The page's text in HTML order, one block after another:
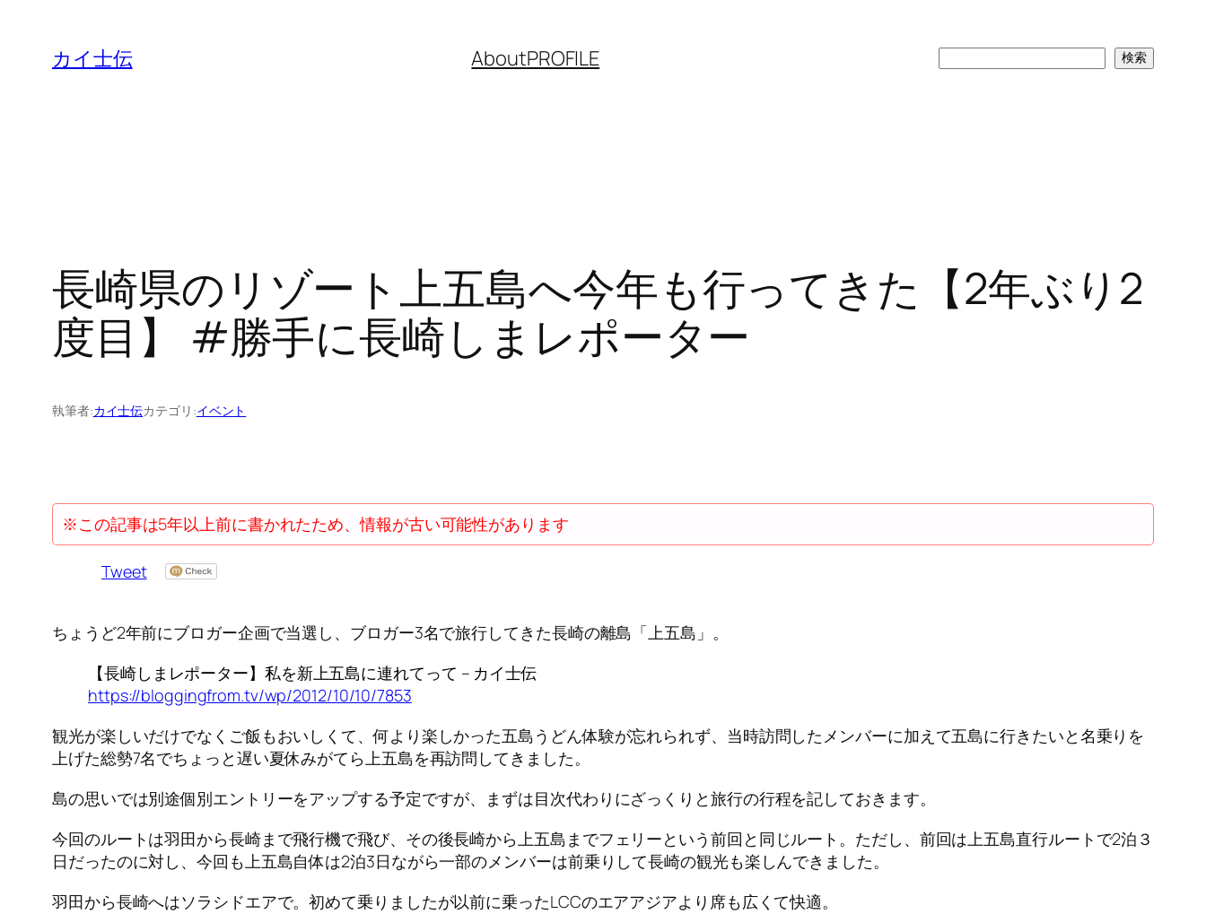
カイ士伝 AboutPROFILE 検索
長崎県のリゾート上五島へ今年も行ってきた【2年ぶり2
度目】 #勝手に長崎しまレポーター
執筆者:カイ士伝カテゴリ:イベント
※この記事は5年以上前に書かれたため、情報が古い可能性があります
Tweet
ちょうど2年前にブロガー企画で当選し、ブロガー3名で旅行してきた長崎の離島「上五島」。
【長崎しまレポーター】私を新上五島に連れてって – カイ士伝
https://bloggingfrom.tv/wp/2012/10/10/7853
観光が楽しいだけでなくご飯もおいしくて、何より楽しかった五島うどん体験が忘れられず、当時訪問したメンバーに加えて五島に行きたいと名乗りを
上げた総勢7名でちょっと遅い夏休みがてら上五島を再訪問してきました。
島の思いでは別途個別エントリーをアップする予定ですが、まずは目次代わりにざっくりと旅行の行程を記しておきます。
今回のルートは羽田から長崎まで飛行機で飛び、その後長崎から上五島までフェリーという前回と同じルート。ただし、前回は上五島直行ルートで2泊３
日だったのに対し、今回も上五島自体は2泊3日ながら一部のメンバーは前乗りして長崎の観光も楽しんできました。
羽田から長崎へはソラシドエアで。初めて乗りましたが以前に乗ったLCCのエアアジアより席も広くて快適。